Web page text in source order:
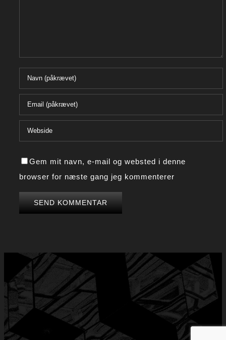
Gem mit navn, e-mail og websted i denne
browser for næste gang jeg kommenterer